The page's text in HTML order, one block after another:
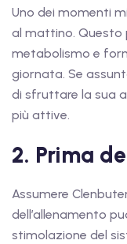
Uno dei momenti
al mattino. Questo
metabolismo e
giornata. Se
di sfruttare la sua
più attive.
2. Prima
Assumere
dell’allenamento
stimolazione del